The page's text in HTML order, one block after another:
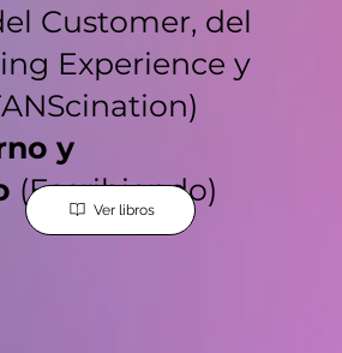
Customer, del
Experience y
y
(Escribiendo)
Ver libros